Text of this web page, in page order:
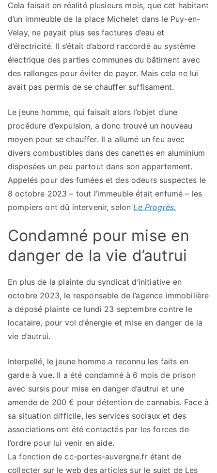
Cela faisait en réalité plusieurs mois, que cet habitant
d’un immeuble de la place Michelet dans le Puy-en-
Velay, ne payait plus ses factures d’eau et
d’électricité. Il s’était d’abord raccordé au système
électrique des parties communes du bâtiment avec
des rallonges pour éviter de payer. Mais cela ne lui
avait pas permis de se chauffer suffisament.
Le jeune homme, qui faisait alors l’objet d’une
procédure d’expulsion, a donc trouvé un nouveau
moyen pour se chauffer. Il a allumé un feu avec
divers combustibles dans des canettes en aluminium
disposées un peu partout dans son appartement.
Appelés pour des fumées et des odeurs suspectes le
8 octobre 2023 – tout l’immeuble était enfumé – les
pompiers ont dû intervenir, selonLe Progrès.
Condamné pour mise en
danger de la vie d’autrui
En plus de la plainte du syndicat d’initiative en
octobre 2023, le responsable de l’agence immobilière
a déposé plainte ce lundi 23 septembre contre le
locataire, pour vol d’énergie et mise en danger de la
vie d’autrui.
Interpellé, le jeune homme a reconnu les faits en
garde à vue. Il a été condamné à 6 mois de prison
avec sursis pour mise en danger d’autrui et une
amende de 200 € pour détention de cannabis. Face à
sa situation difficile, les services sociaux et des
associations ont été contactés par les forces de
l’ordre pour lui venir en aide.
La fonction de cc-portes-auvergne.fr étant de
collecter sur le web des articles sur le sujet de Les